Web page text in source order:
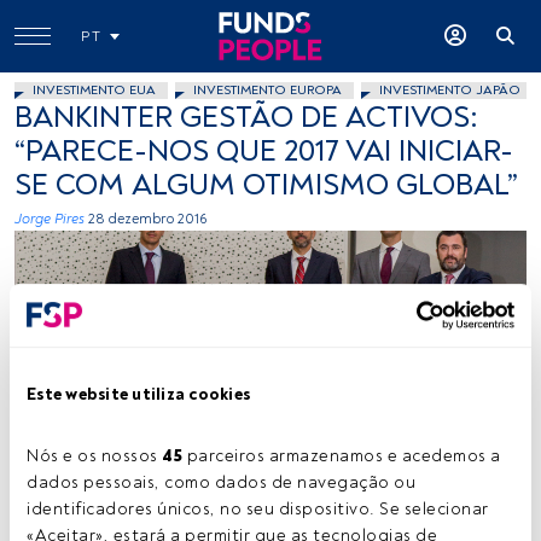
Este website utiliza cookies
Nós e os nossos 45 parceiros armazenamos e acedemos a
dados pessoais, como dados de navegação ou
identificadores únicos, no seu dispositivo. Se selecionar
«Aceitar», estará a permitir que as tecnologias de
PT
INVESTIMENTO EUA INVESTIMENTO EUROPA INVESTIMENTO JAPÃO
BANKINTER GESTÃO DE ACTIVOS:
“PARECE-NOS QUE 2017 VAI INICIAR-
SE COM ALGUM OTIMISMO GLOBAL”
Jorge Pires 28 dezembro 2016
Tempo de leitura:3 min.